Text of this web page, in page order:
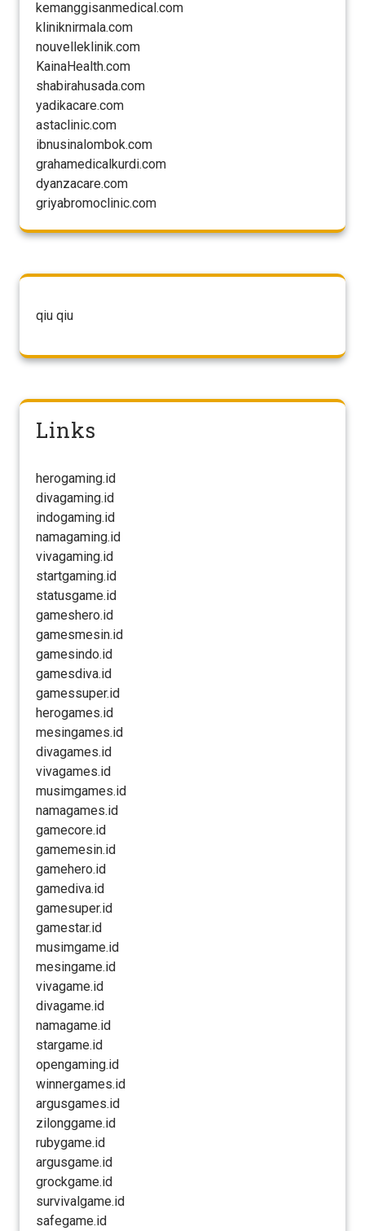
kemanggisanmedical.com
kliniknirmala.com
nouvelleklinik.com
KainaHealth.com
shabirahusada.com
yadikacare.com
astaclinic.com
ibnusinalombok.com
grahamedicalkurdi.com
dyanzacare.com
griyabromoclinic.com
qiu qiu
Links
herogaming.id
divagaming.id
indogaming.id
namagaming.id
vivagaming.id
startgaming.id
statusgame.id
gameshero.id
gamesmesin.id
gamesindo.id
gamesdiva.id
gamessuper.id
herogames.id
mesingames.id
divagames.id
vivagames.id
musimgames.id
namagames.id
gamecore.id
gamemesin.id
gamehero.id
gamediva.id
gamesuper.id
gamestar.id
musimgame.id
mesingame.id
vivagame.id
divagame.id
namagame.id
stargame.id
opengaming.id
winnergames.id
argusgames.id
zilonggame.id
rubygame.id
argusgame.id
grockgame.id
survivalgame.id
safegame.id